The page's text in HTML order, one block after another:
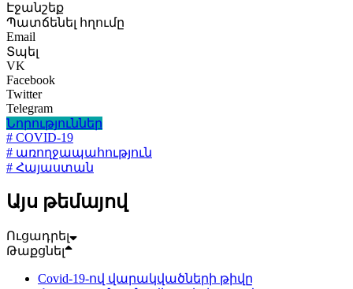
Էջանշեք
Պատճենել հղումը
Email
Տպել
VK
Facebook
Twitter
Telegram
Նորություններ
# COVID-19
# առողջապահություն
# Հայաստան
Այս թեմայով
Ուցադրել
Թաքցնել
Covid-19-ով վարակվածների թիվը